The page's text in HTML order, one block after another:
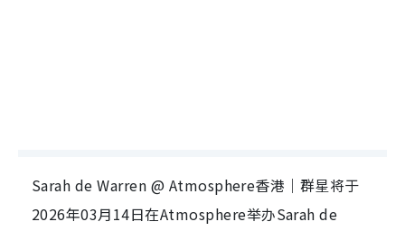
Sarah de Warren @ Atmosphere香港｜群星将于
2026年03月14日在Atmosphere举办Sarah de